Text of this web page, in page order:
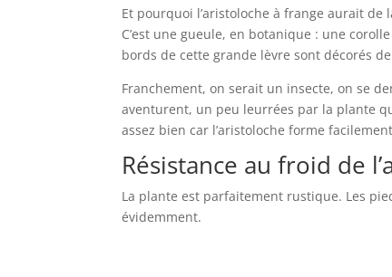
Et pourquoi l’aristoloche à frange aurait de
C’est une gueule, en botanique : une
bords de cette grande lèvre sont décorés
Franchement, on serait un insecte, on se
aventurent, un peu leurrées par la plante
assez bien car l’aristoloche forme
Résistance au froid de
La plante est parfaitement rustique. Les
évidemment.